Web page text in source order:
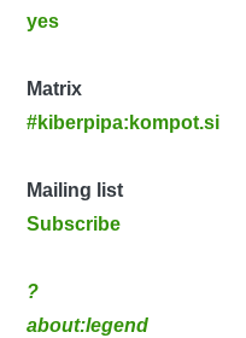
yes
Matrix
#kiberpipa:kompot.si
Mailing list
Subscribe
?
about:legend